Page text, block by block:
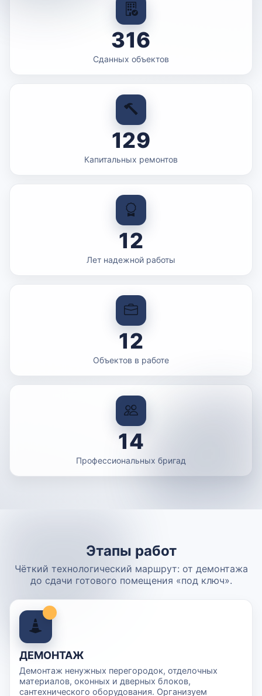
316
Сданных объектов
129
Капитальных ремонтов
12
Лет надежной работы
12
Объектов в работе
14
Профессиональных бригад
Этапы работ
Чёткий технологический маршрут: от демонтажа
до сдачи готового помещения «под ключ».
ДЕМОНТАЖ
Демонтаж ненужных перегородок, отделочных
материалов, оконных и дверных блоков,
сантехнического оборудования. Организуем